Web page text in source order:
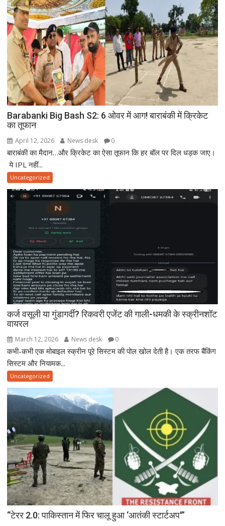
Barabanki Big Bash S2: 6 ओवर में आग! बाराबंकी में क्रिकेट
का तूफान
April 12, 2026 News desk 0
बाराबंकी का मैदान…और क्रिकेट का ऐसा तूफान कि हर बॉल पर दिल धड़क जाए।
ये IPL नहीं...
Uncategorized
कर्ज वसूली या गुंडागर्दी? रिकवरी एजेंट की गाली-धमकी के स्क्रीनशॉट
वायरल
March 12, 2026 News desk 0
कभी-कभी एक मोबाइल स्क्रीन पूरे सिस्टम की पोल खोल देती है। एक तरफ बैंकिंग
सिस्टम और नियामक...
Uncategorized
“टेरर 2.0: पाकिस्तान में फिर चालू हुआ ‘आतंकी स्टार्टअप'”